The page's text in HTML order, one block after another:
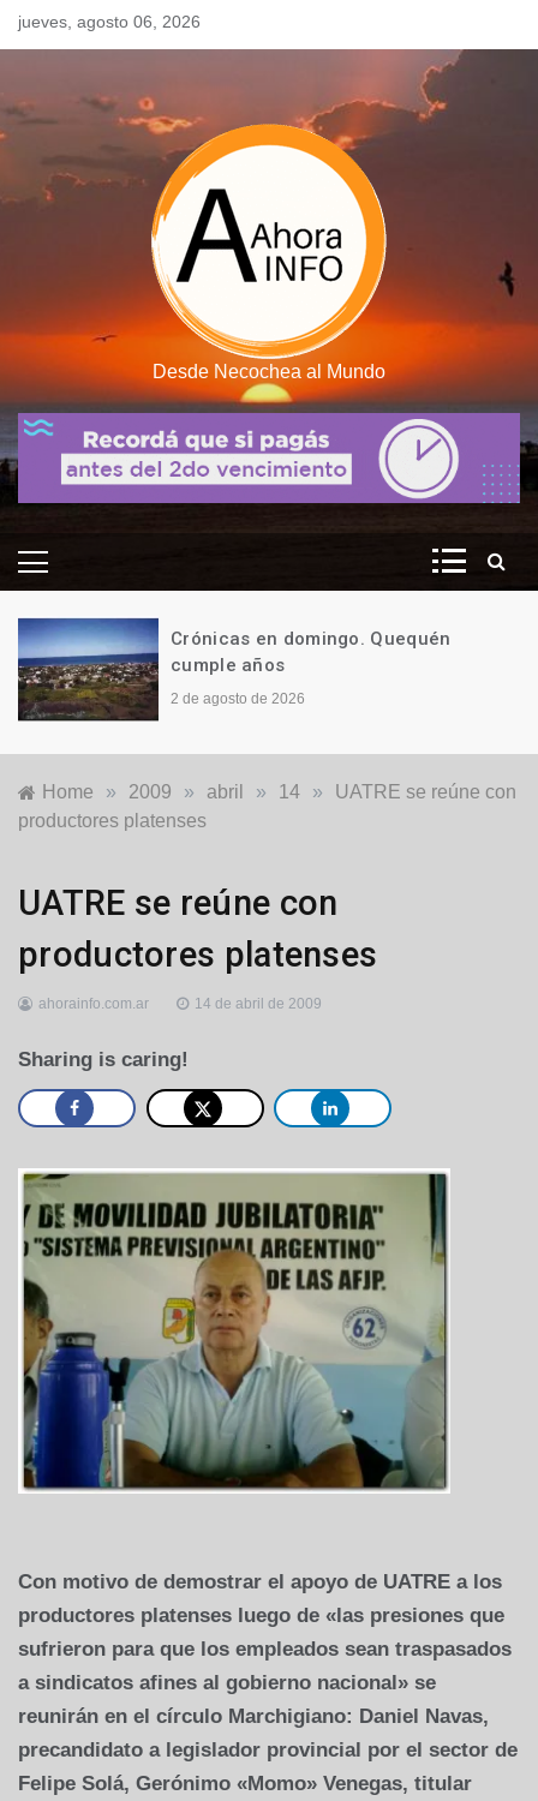
Skipjueves, agosto 06, 2026
Desde Necochea al Mundo
Crónicas en domingo. Quequén
cumple años
2 de agosto de 2026
Home » 2009 » abril » 14 »
UATRE se reúne con
productores platenses
Nacionales
UATRE se reúne con
productores platenses
ahorainfo.com.ar 14 de abril de 2009
Sharing is caring!
Con motivo de demostrar el apoyo de UATRE a los
productores platenses luego de «las presiones que
sufrieron para que los empleados sean traspasados
a sindicatos afines al gobierno nacional» se
reunirán en el círculo Marchigiano: Daniel Navas,
precandidato a legislador provincial por el sector de
Felipe Solá, Gerónimo «Momo» Venegas, titular